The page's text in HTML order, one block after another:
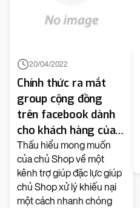
20/04/2022
Chính thức ra mắt
group cộng đồng
trên facebook dành
cho khách hàng của
GHN
Thấu hiểu mong muốn
của chủ Shop về một
kênh trợ giúp đặc lực giúp
chủ Shop xử lý khiếu nại
một cách nhanh chóng